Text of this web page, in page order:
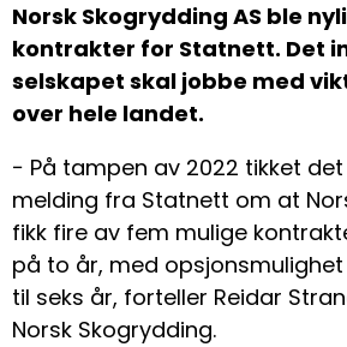
Norsk Skogrydding AS ble
kontrakter for Statnett. Det
selskapet skal jobbe med
over hele landet.
− På tampen av 2022 tikket
melding fra Statnett om at
fikk fire av fem mulige
på to år, med
til seks år, forteller Reidar
Norsk Skogrydding.